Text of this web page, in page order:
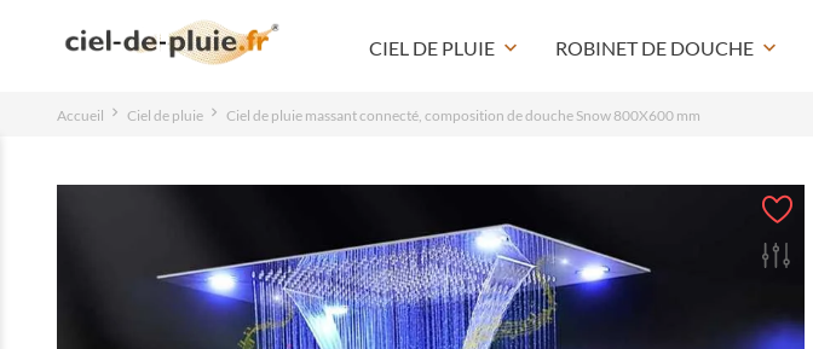
CIEL DE PLUIE keyboard_arrow_down ROBINET DE DOUCHE keyboard_arrow_down
Accueil Ciel de pluie Ciel de pluie massant connecté, composition de douche Snow 800X600 mm